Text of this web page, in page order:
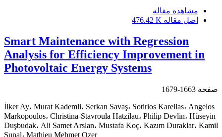
مشاهده مقاله
اصل مقاله 476.42 K
Smart Maintenance with Regression
Analysis for Efficiency Improvement in
Photovoltaic Energy Systems
صفحه 1663-1679
İlker Ay، Murat Kademli، Serkan Savaş، Sotirios Karellas، Angelos
Markopoulos، Christina-Stavroula Hatzilau، Philip Devlin، Hüseyin
Duşbudak، Ali Samet Arslan، Mustafa Koç، Kazım Duraklar، Kamil
Sunal، Mathieu Mehmet Ozer